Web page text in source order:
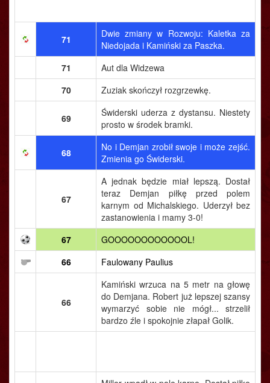
71
Dwie zmiany w Rozwoju: Kaletka za
Niedojada i Kamiński za Paszka.
71
Aut dla Widzewa
70
Zuziak skończył rozgrzewkę.
69
Świderski uderza z dystansu. Niestety
prosto w środek bramki.
68
No i Demjan zrobił swoje i może zejść.
Zmienia go Świderski.
67
A jednak będzie miał lepszą. Dostał
teraz Demjan piłkę przed polem
karnym od Michalskiego. Uderzył bez
zastanowienia i mamy 3-0!
67
GOOOOOOOOOOOOL!
66
Faulowany Paulius
66
Kamiński wrzuca na 5 metr na głowę
do Demjana. Robert już lepszej szansy
wymarzyć sobie nie mógł... strzelił
bardzo źle i spokojnie złapał Golik.